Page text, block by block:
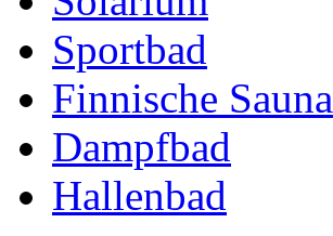
Sportbad
Finnische Sauna
Dampfbad
Hallenbad